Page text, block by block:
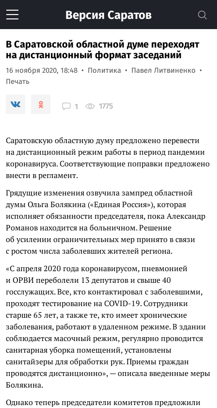
Версия Саратов
В Саратовской областной думе переходят
на дистанционный формат заседаний
16 ноября 2020, 18:48 Политика
Павел Литвиненко
Печать
1 1775
Саратовскую областную думу предложено перевести
на дистанционный режим работы в период пандемии
коронавируса. Соответствующие поправки предложено
внести в регламент.
Грядущие изменения озвучила зампред областной
думы Ольга Болякина («Единая Россия»), которая
исполняет обязанности председателя, пока Александр
Романов находится на больничном. Решение
об усилении ограничительных мер принято в связи
с ростом числа заболевших жителей региона.
«С апреля 2020 года коронавирусом, пневмонией
и ОРВИ переболели 13 депутатов и свыше 40
госслужащих. Все, кто контактировал с заболевшими,
проходят тестирование на COVID-19. Сотрудники
старше 65 лет, а также те, кто имеет хронические
заболевания, работают в удаленном режиме. В здании
соблюдается масочный режим, регулярно проводится
санитарная уборка помещений, установлены
санитайзеры для обработки рук. Приемы граждан
проводятся дистанционно», — описала введенные меры
Болякина.
Однако теперь председатели комитетов предложили